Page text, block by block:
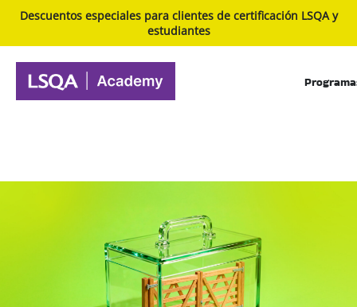
Descuentos especiales para clientes de certificación LSQA y
estudiantes